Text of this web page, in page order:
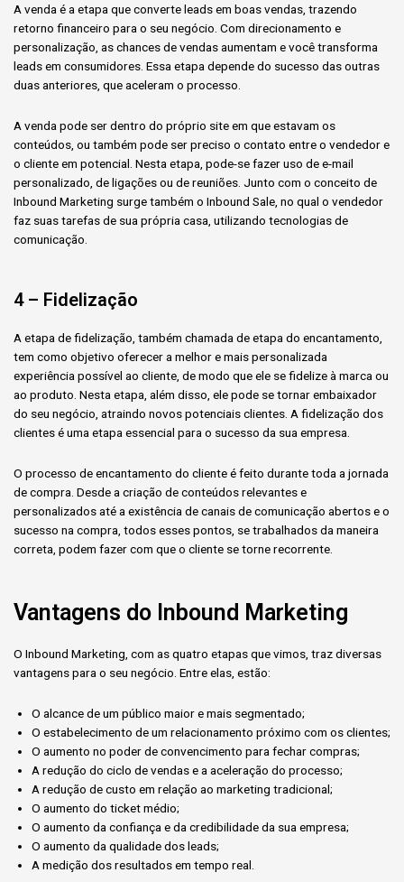
A venda é a etapa que converte leads em boas vendas, trazendo
retorno financeiro para o seu negócio. Com direcionamento e
personalização, as chances de vendas aumentam e você transforma
leads em consumidores. Essa etapa depende do sucesso das outras
duas anteriores, que aceleram o processo.
A venda pode ser dentro do próprio site em que estavam os
conteúdos, ou também pode ser preciso o contato entre o vendedor e
o cliente em potencial. Nesta etapa, pode-se fazer uso de e-mail
personalizado, de ligações ou de reuniões. Junto com o conceito de
Inbound Marketing surge também o Inbound Sale, no qual o vendedor
faz suas tarefas de sua própria casa, utilizando tecnologias de
comunicação.
4 – Fidelização
A etapa de fidelização, também chamada de etapa do encantamento,
tem como objetivo oferecer a melhor e mais personalizada
experiência possível ao cliente, de modo que ele se fidelize à marca ou
ao produto. Nesta etapa, além disso, ele pode se tornar embaixador
do seu negócio, atraindo novos potenciais clientes. A fidelização dos
clientes é uma etapa essencial para o sucesso da sua empresa.
O processo de encantamento do cliente é feito durante toda a jornada
de compra. Desde a criação de conteúdos relevantes e
personalizados até a existência de canais de comunicação abertos e o
sucesso na compra, todos esses pontos, se trabalhados da maneira
correta, podem fazer com que o cliente se torne recorrente.
Vantagens do Inbound Marketing
O Inbound Marketing, com as quatro etapas que vimos, traz diversas
vantagens para o seu negócio. Entre elas, estão:
O alcance de um público maior e mais segmentado;
O estabelecimento de um relacionamento próximo com os clientes;
O aumento no poder de convencimento para fechar compras;
A redução do ciclo de vendas e a aceleração do processo;
A redução de custo em relação ao marketing tradicional;
O aumento do ticket médio;
O aumento da confiança e da credibilidade da sua empresa;
O aumento da qualidade dos leads;
A medição dos resultados em tempo real.